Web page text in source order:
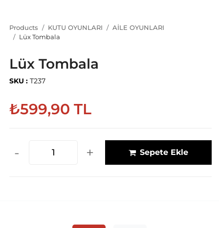
Products KUTU OYUNLARI
AİLE OYUNLARI
Lüx Tombala
Lüx Tombala
SKU : T237
₺599,90 TL
- + Sepete Ekle